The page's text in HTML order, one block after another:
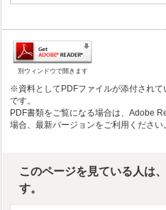
別ウィンドウで開きます
※資料としてPDFファイルが添付され
です。
PDF書類をご覧になる場合は、Adobe
場合、最新バージョンをご利用ください
このページを見ている人は
す。